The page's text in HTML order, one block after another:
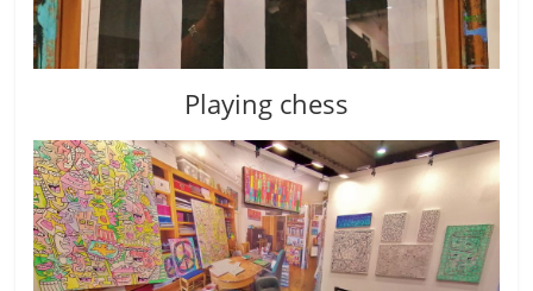
Playing chess